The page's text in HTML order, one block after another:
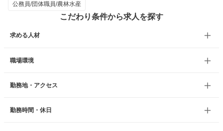
公務員/団体職員/農林水産
こだわり条件から求人を探す
求める人材
職場環境
勤務地・アクセス
勤務時間・休日